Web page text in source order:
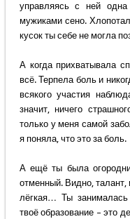
управляясь с ней одна
мужиками сено.
кусок ты себе не могла
А когда прихватывала
всё. Терпела боль и
всякого участия
значит, ничего
только у меня самой
я поняла, что это за боль.
А ещё ты была
отменный. Видно, талант,
лёгкая… Ты
твоё образование – это